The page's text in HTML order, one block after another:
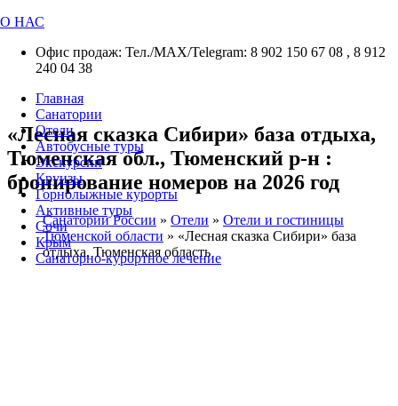
О НАС
Офис продаж: Тел./МАХ/Telegram: 8 902 150 67 08 , 8 912
240 04 38
Главная
Санатории
Отели
Автобусные туры
Экскурсии
Круизы
Горнолыжные курорты
Активные туры
Сочи
Крым
Санаторно-курортное лечение
«Лесная сказка Сибири» база отдыха,
Тюменская обл., Тюменский р-н :
бронирование номеров на 2026 год
Санатории России » Отели » Отели и гостиницы
Тюменской области » «Лесная сказка Сибири» база
отдыха, Тюменская область